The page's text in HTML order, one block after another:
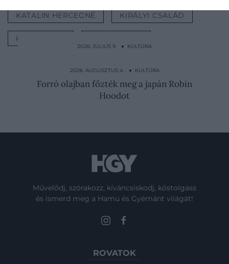
KATALIN HERCEGNÉ KIRÁLYI CSALÁD
KARÁCSONY
2026. JÚLIUS 9. ● KULTÚRA
Anglia királynéja lehetett volna, de még a
nevét is…
2026. AUGUSZTUS 4. ● KULTÚRA
Forró olajban főzték meg a japán Robin
Hoodot
Művelődj, szórakozz, kíváncsiskodj, kóstolgass
és ismerd meg a Hamu és Gyémánt világát!
ROVATOK